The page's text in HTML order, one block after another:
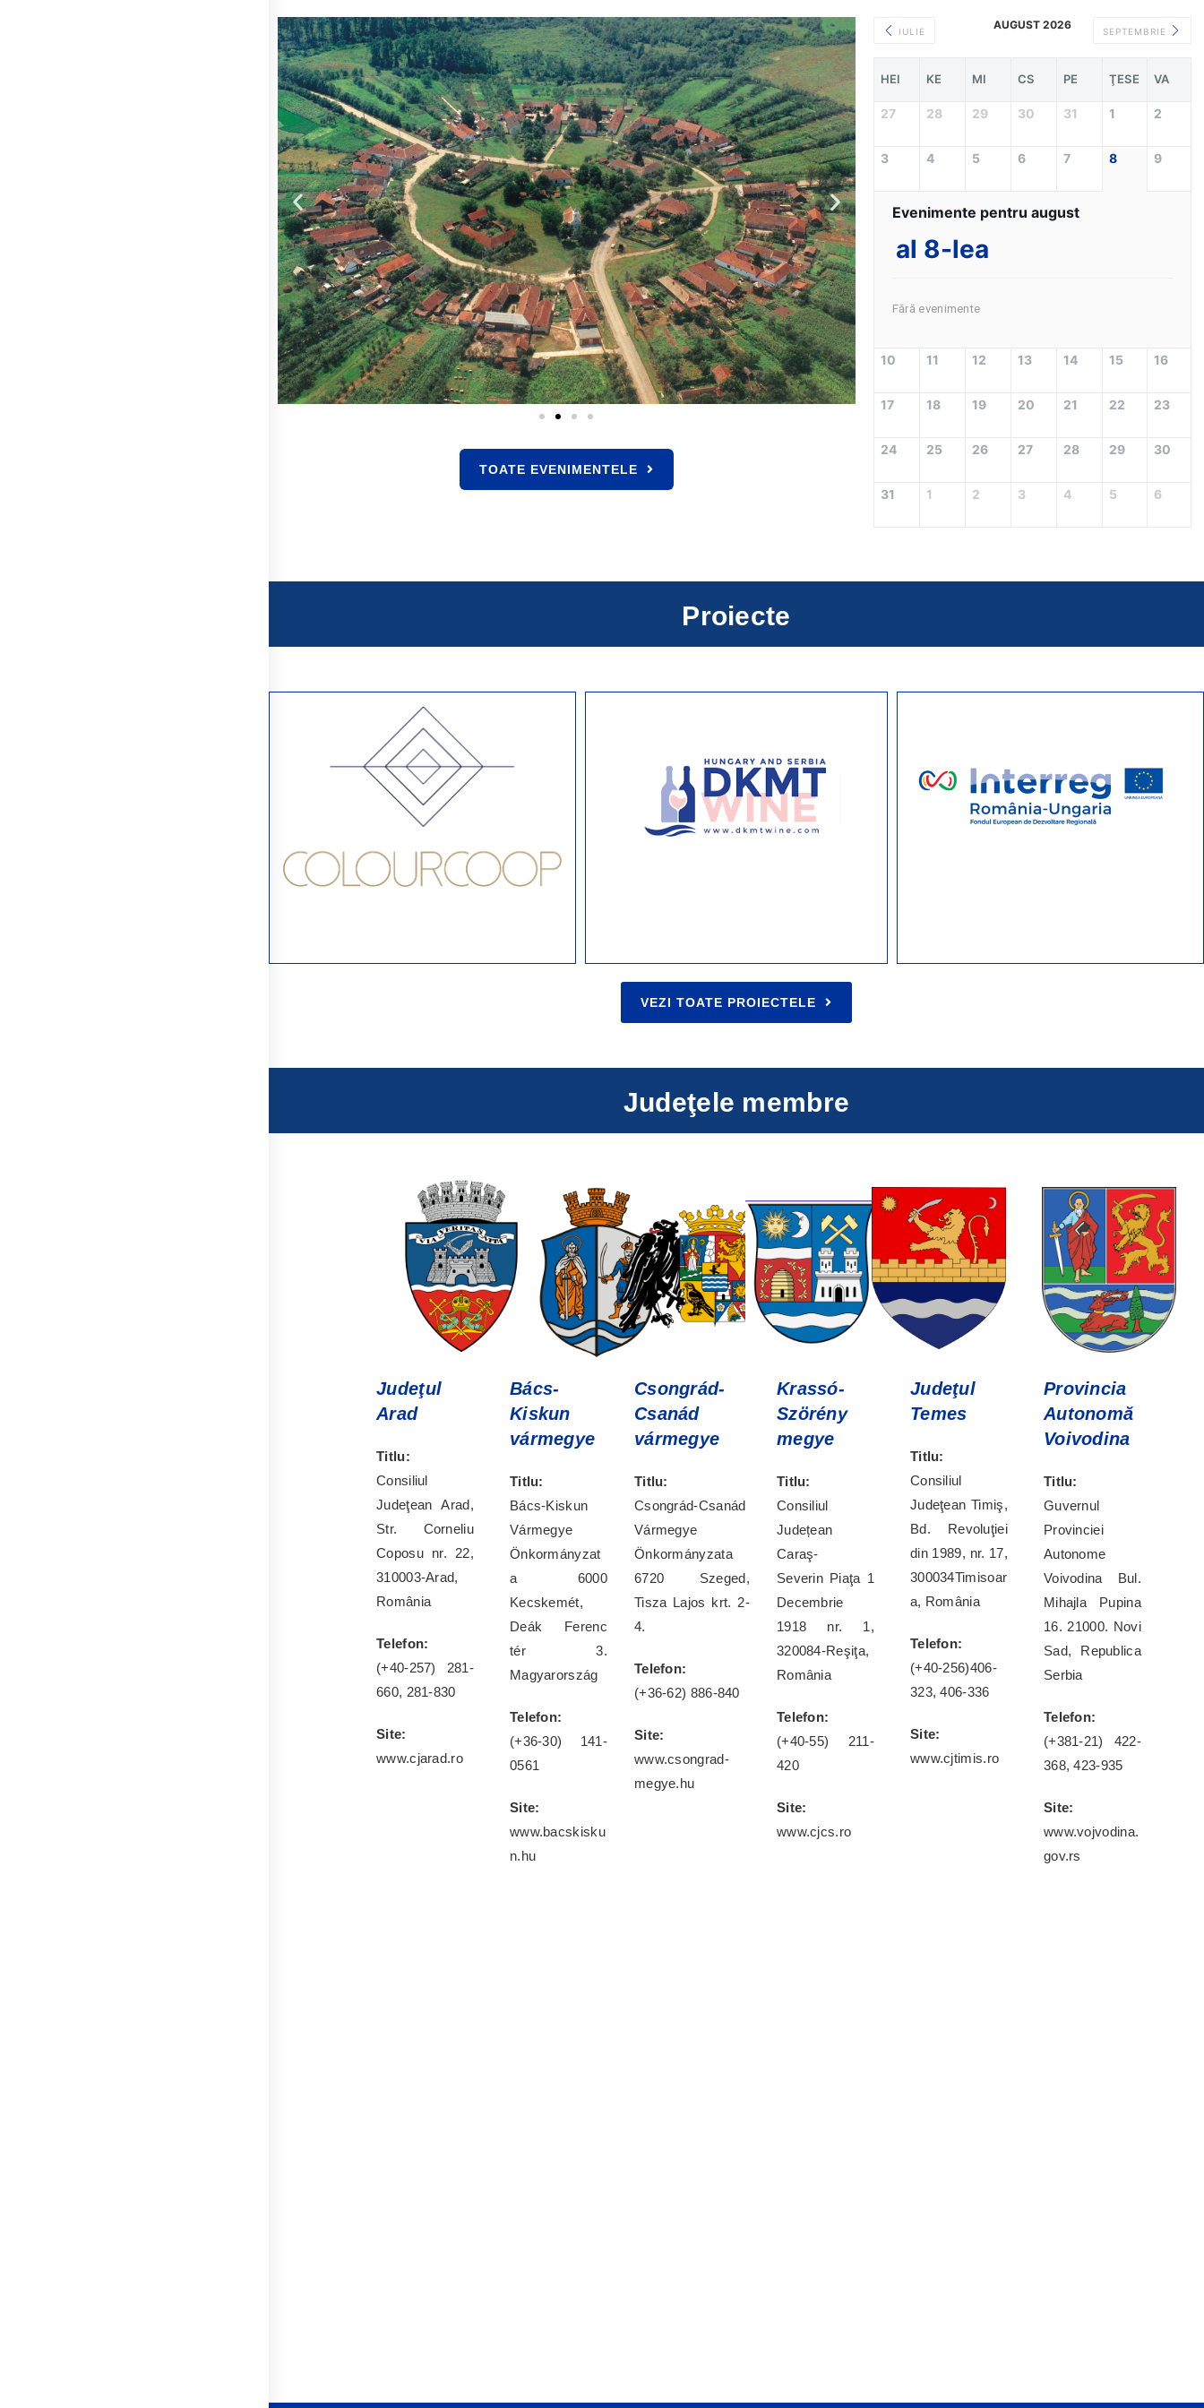
TOATE EVENIMENTELE
IULIE AUGUST 2026 SEPTEMBRIE
HEI KE MI CS PE ŢESE VA
27 28 29 30 31 1 2
3 4 5 6 7 8 9
Evenimente pentru august
al 8-lea
Fără evenimente
10 11 12 13 14 15 16
17 18 19 20 21 22 23
24 25 26 27 28 29 30
31 1 2 3 4 5 6
Proiecte
VEZI TOATE PROIECTELE
Judeţele membre
Judeţul
Arad
Titlu:
Consiliul
Judeţean Arad,
Str. Corneliu
Coposu nr. 22,
310003-Arad,
România
Telefon:
(+40-257) 281-
660, 281-830
Site:
www.cjarad.ro
Bács-
Kiskun
vármegye
Titlu:
Bács-Kiskun
Vármegye
Önkormányzat
a 6000
Kecskemét,
Deák Ferenc
tér 3.
Magyarország
Telefon:
(+36-30) 141-
0561
Site:
www.bacskisku
n.hu
Csongrád-
Csanád
vármegye
Titlu:
Csongrád-Csanád
Vármegye
Önkormányzata
6720 Szeged,
Tisza Lajos krt. 2-
4.
Telefon:
(+36-62) 886-840
Site:
www.csongrad-
megye.hu
Krassó-
Szörény
megye
Titlu:
Consiliul
Județean
Caraş-
Severin Piaţa 1
Decembrie
1918 nr. 1,
320084-Reşiţa,
România
Telefon:
(+40-55) 211-
420
Site:
www.cjcs.ro
Judeţul
Temes
Titlu:
Consiliul
Judeţean Timiş,
Bd. Revoluţiei
din 1989, nr. 17,
300034Timisoar
a, România
Telefon:
(+40-256)406-
323, 406-336
Site:
www.cjtimis.ro
Provincia
Autonomă
Voivodina
Titlu:
Guvernul
Provinciei
Autonome
Voivodina Bul.
Mihajla Pupina
16. 21000. Novi
Sad, Republica
Serbia
Telefon:
(+381-21) 422-
368, 423-935
Site:
www.vojvodina.
gov.rs